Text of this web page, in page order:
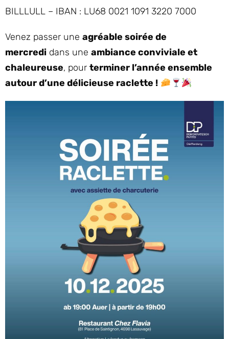
BILLLULL – IBAN : LU68 0021 1091 3220 7000
Venez passer une agréable soirée de
mercredi dans une ambiance conviviale et
chaleureuse, pour terminer l’année ensemble
autour d’une délicieuse raclette !